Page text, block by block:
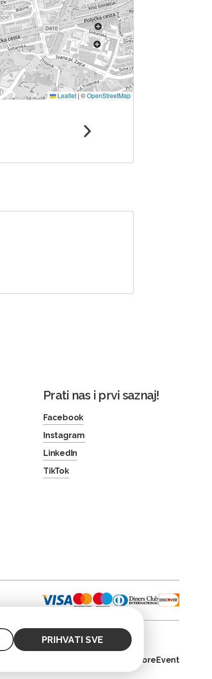
Leaflet |©OpenStreetMap
PRIHVATI SVE
Prati nas i prvi saznaj!
Facebook
Instagram
LinkedIn
TikTok
© 2026. CoreEvent